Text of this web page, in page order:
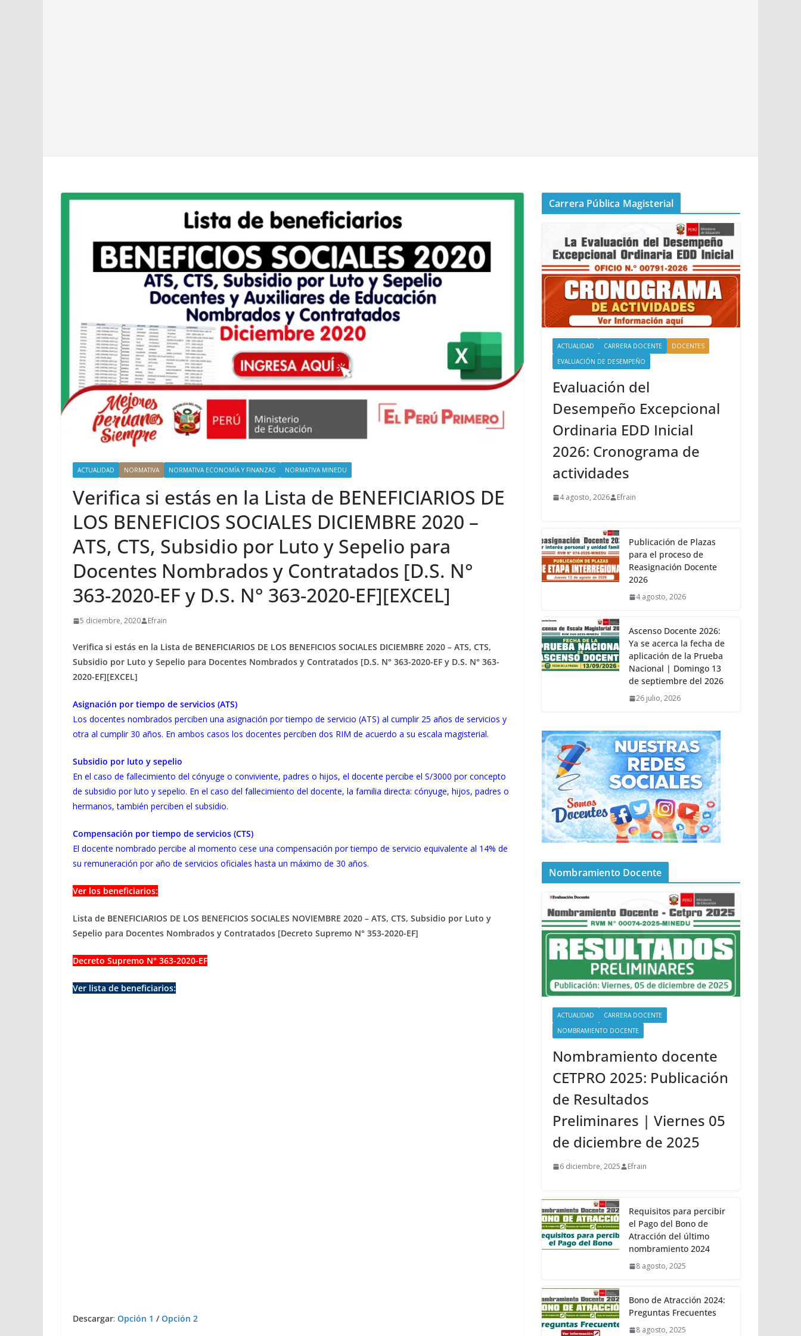
ACTUALIDAD NORMATIVA NORMATIVA ECONOMÍA Y FINANZAS NORMATIVA MINEDU
Verifica si estás en la Lista de BENEFICIARIOS DE
LOS BENEFICIOS SOCIALES DICIEMBRE 2020 –
ATS, CTS, Subsidio por Luto y Sepelio para
Docentes Nombrados y Contratados [D.S. N°
363-2020-EF y D.S. N° 363-2020-EF][EXCEL]
5 diciembre, 2020 Efrain
Verifica si estás en la Lista de BENEFICIARIOS DE LOS BENEFICIOS SOCIALES DICIEMBRE 2020 – ATS, CTS,
Subsidio por Luto y Sepelio para Docentes Nombrados y Contratados [D.S. N° 363-2020-EF y D.S. N° 363-
2020-EF][EXCEL]
Asignación por tiempo de servicios (ATS)
Los docentes nombrados perciben una asignación por tiempo de servicio (ATS) al cumplir 25 años de servicios y
otra al cumplir 30 años. En ambos casos los docentes perciben dos RIM de acuerdo a su escala magisterial.
Subsidio por luto y sepelio
En el caso de fallecimiento del cónyuge o conviviente, padres o hijos, el docente percibe el S/3000 por concepto
de subsidio por luto y sepelio. En el caso del fallecimiento del docente, la familia directa: cónyuge, hijos, padres o
hermanos, también perciben el subsidio.
Compensación por tiempo de servicios (CTS)
El docente nombrado percibe al momento cese una compensación por tiempo de servicio equivalente al 14% de
su remuneración por año de servicios oficiales hasta un máximo de 30 años.
Ver los beneficiarios:
Lista de BENEFICIARIOS DE LOS BENEFICIOS SOCIALES NOVIEMBRE 2020 – ATS, CTS, Subsidio por Luto y
Sepelio para Docentes Nombrados y Contratados [Decreto Supremo N° 353-2020-EF]
Decreto Supremo N° 363-2020-EF
Ver lista de beneficiarios:
Descargar: Opción 1 /Opción 2
Carrera Pública Magisterial
ACTUALIDAD CARRERA DOCENTE
DOCENTES
EVALUACIÓN DE DESEMPEÑO
Evaluación del
Desempeño Excepcional
Ordinaria EDD Inicial
2026: Cronograma de
actividades
4 agosto, 2026 Efrain
Publicación de Plazas
para el proceso de
Reasignación Docente
2026
4 agosto, 2026
Ascenso Docente 2026:
Ya se acerca la fecha de
aplicación de la Prueba
Nacional | Domingo 13
de septiembre del 2026
26 julio, 2026
Nombramiento Docente
ACTUALIDAD
CARRERA DOCENTE
NOMBRAMIENTO DOCENTE
Nombramiento docente
CETPRO 2025: Publicación
de Resultados
Preliminares | Viernes 05
de diciembre de 2025
6 diciembre, 2025 Efrain
Requisitos para percibir
el Pago del Bono de
Atracción del último
nombramiento 2024
8 agosto, 2025
Bono de Atracción 2024:
Preguntas Frecuentes
8 agosto, 2025